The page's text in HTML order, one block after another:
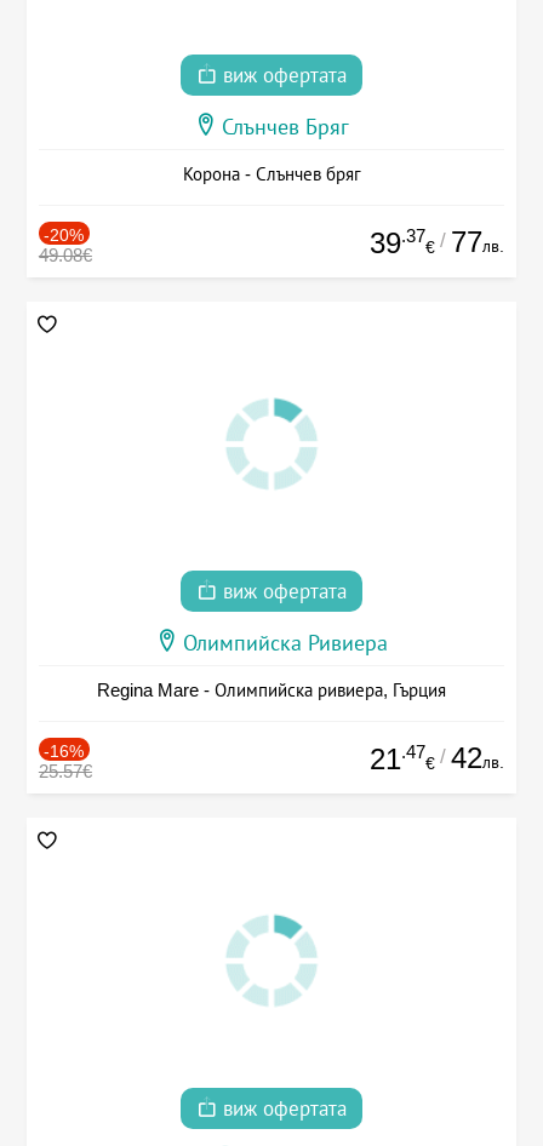
виж офертата
Слънчев Бряг
Корона - Слънчев бряг
-20%
49.08€ 39.37
€ / 77лв.
виж офертата
Олимпийска Ривиера
Regina Mare - Олимпийска ривиера, Гърция
-16%
25.57€ 21.47
€ / 42лв.
виж офертата